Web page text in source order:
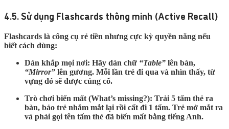
4.5. Sử dụng Flashcards thông minh (Active Recall)
Flashcards là công cụ rẻ tiền nhưng cực kỳ quyền năng nếu
biết cách dùng:
Dán khắp mọi nơi: Hãy dán chữ “Table” lên bàn,
“Mirror” lên gương. Mỗi lần trẻ đi qua và nhìn thấy, từ
vựng đó sẽ được củng cố.
Trò chơi biến mất (What’s missing?): Trải 5 tấm thẻ ra
bàn, bảo trẻ nhắm mắt lại rồi cất đi 1 tấm. Trẻ mở mắt ra
và phải gọi tên tấm thẻ đã biến mất bằng tiếng Anh.